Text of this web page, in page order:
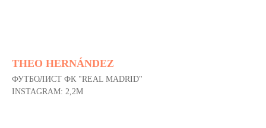
THEO HERNÁNDEZ
ФУТБОЛИСТ ФК "REAL MADRID"
INSTAGRAM: 2,2M